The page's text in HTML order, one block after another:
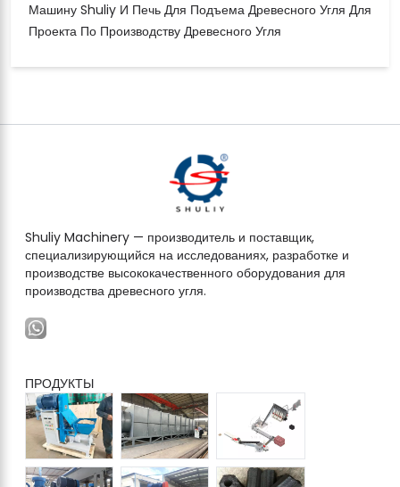
Машину Shuliy И Печь Для Подъема Древесного Угля Для
Проекта По Производству Древесного Угля
Shuliy Machinery — производитель и поставщик,
специализирующийся на исследованиях, разработке и
производстве высококачественного оборудования для
производства древесного угля.
ПРОДУКТЫ